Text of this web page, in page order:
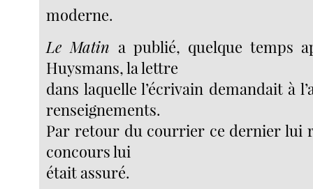
moderne.
Le Matin a publié, quelque temps
Huysmans, la lettre
dans laquelle l’écrivain demandait à
renseignements.
Par retour du courrier ce dernier lui
concours lui
était assuré.